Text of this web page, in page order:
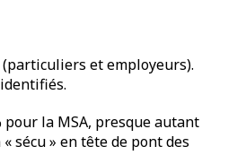
et employeurs).
pour la MSA, presque autant
sécu » en tête de pont des